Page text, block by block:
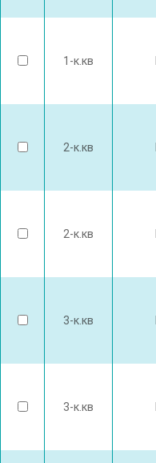
1-к.кв
2-к.кв
2-к.кв
3-к.кв
3-к.кв